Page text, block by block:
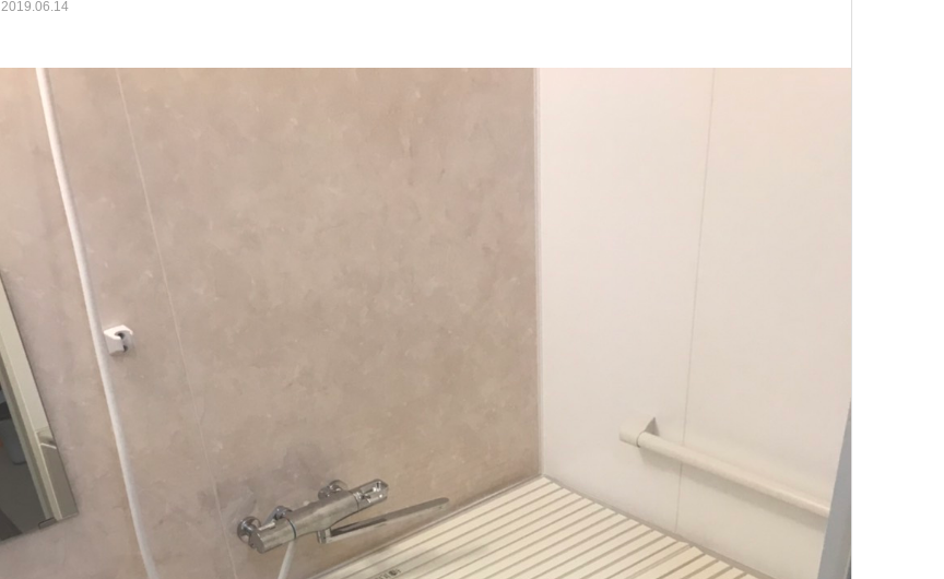
2019.06.14